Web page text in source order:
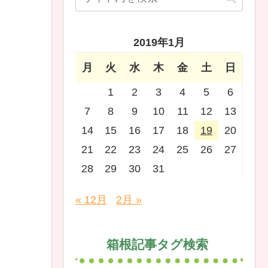
2019年1月
月 火 水 木 金 土 日
1 2 3 4 5
6
7
8 9 10 11 12
13
14
15 16 17 18 19
20
21
22 23 24 25 26
27
28
29 30 31
« 12月 2月 »
箱根記事タグ検索